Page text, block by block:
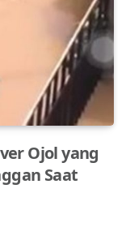
Ojol yang
Saat